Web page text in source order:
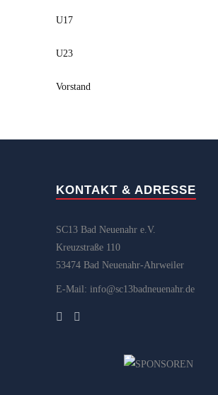
U17
U23
Vorstand
KONTAKT & ADRESSE
SC13 Bad Neuenahr e.V.
Kreuzstraße 110
53474 Bad Neuenahr-Ahrweiler
E-Mail: info@sc13badneuenahr.de